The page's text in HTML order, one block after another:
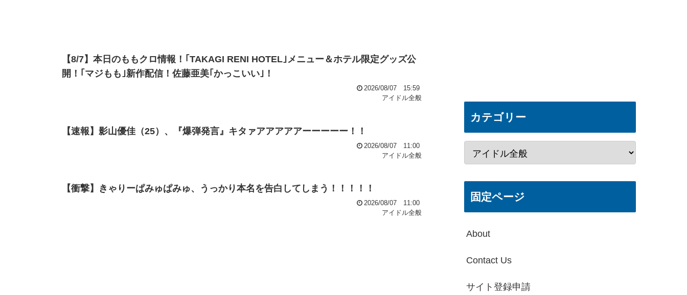
【8/7】本日のももクロ情報！｢TAKAGI RENI HOTEL｣メニュー＆ホテル限定グッズ公
開！｢マジもも｣新作配信！佐藤亜美｢かっこいい｣！
2026/08/07 15:59
アイドル全般
【速報】影山優佳（25）、『爆弾発言』キタァアアアアアーーーーー！！
2026/08/07 11:00
アイドル全般
【衝撃】きゃりーぱみゅぱみゅ、うっかり本名を告白してしまう！！！！！
2026/08/07 11:00
アイドル全般
カテゴリー
固定ページ
About
Contact Us
サイト登録申請